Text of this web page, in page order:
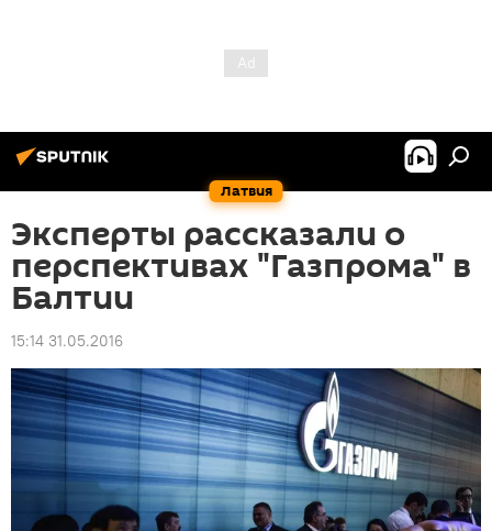
Латвия
Эксперты рассказали о
перспективах "Газпрома" в
Балтии
15:14 31.05.2016